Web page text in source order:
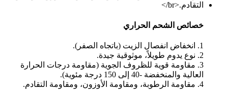
خصائص الشحم الحراري
1. انخفاض انفصال الزيت (باتجاه الصفر).
2. نوع يدوم طويلاً، موثوقية جيدة.
3. مقاومة قوية للظروف الجوية (مقاومة درجات الحرارة
العالية والمنخفضة -40 إلى 150 درجة مئوية).
4. مقاومة الرطوبة، ومقاومة الأوزون، ومقاومة التقادم.